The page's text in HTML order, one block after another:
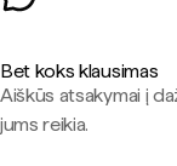
Bet koks klausimas
Aiškūs atsakymai į
jums reikia.